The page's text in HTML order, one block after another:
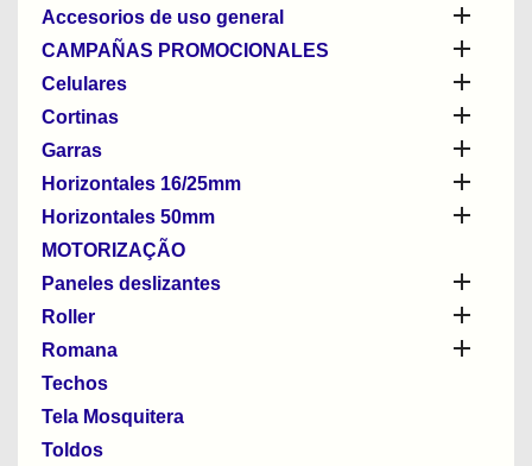
Accesorios de uso general 
CAMPAÑAS PROMOCIONALES 
Celulares 
Cortinas 
Garras 
Horizontales 16/25mm 
Horizontales 50mm 
MOTORIZAÇÃO
Paneles deslizantes

Roller 
Romana 
Techos
Tela Mosquitera
Toldos